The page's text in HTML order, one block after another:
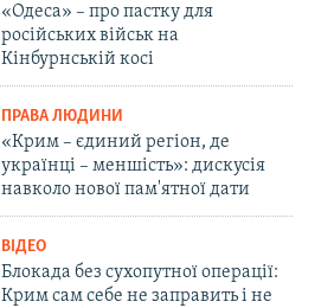
«Одеса» – про пастку для
російських військ на
Кінбурнській косі
ПРАВА ЛЮДИНИ
«Крим – єдиний регіон, де
українці – меншість»: дискусія
навколо нової пам'ятної дати
ВІДЕО
Блокада без сухопутної операції:
Крим сам себе не заправить і не